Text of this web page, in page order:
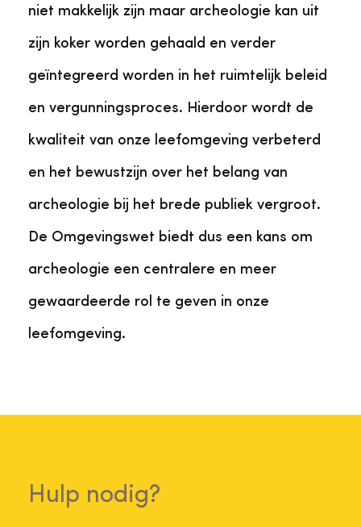
niet makkelijk zijn maar archeologie kan uit
zijn koker worden gehaald en verder
geïntegreerd worden in het ruimtelijk beleid
en vergunningsproces. Hierdoor wordt de
kwaliteit van onze leefomgeving verbeterd
en het bewustzijn over het belang van
archeologie bij het brede publiek vergroot.
De Omgevingswet biedt dus een kans om
archeologie een centralere en meer
gewaardeerde rol te geven in onze
leefomgeving.
Hulp nodig?